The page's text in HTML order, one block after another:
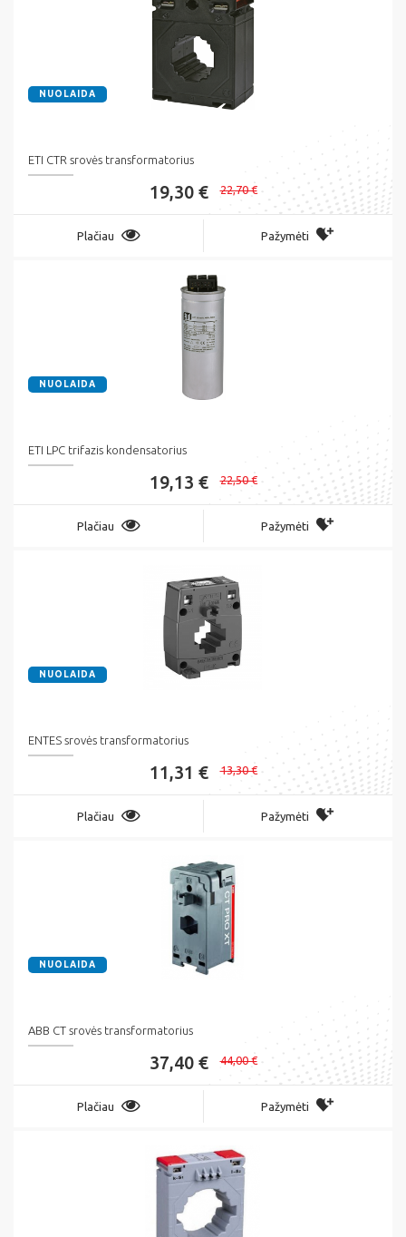
NUOLAIDA
ETI CTR srovės transformatorius
19,30 € 22,70 €
Plačiau Pažymėti
NUOLAIDA
ETI LPC trifazis kondensatorius
19,13 € 22,50 €
Plačiau Pažymėti
NUOLAIDA
ENTES srovės transformatorius
11,31 € 13,30 €
Plačiau Pažymėti
NUOLAIDA
ABB CT srovės transformatorius
37,40 € 44,00 €
Plačiau Pažymėti